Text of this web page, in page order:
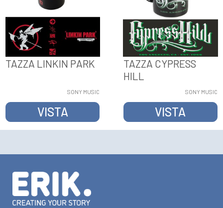
TAZZA LINKIN PARK
SONY MUSIC
VISTA
TAZZA CYPRESS
HILL
SONY MUSIC
VISTA